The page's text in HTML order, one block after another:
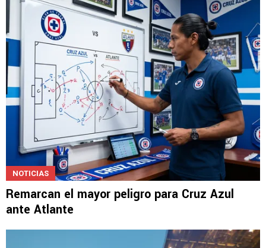
NOTICIAS
Remarcan el mayor peligro para Cruz Azul
ante Atlante